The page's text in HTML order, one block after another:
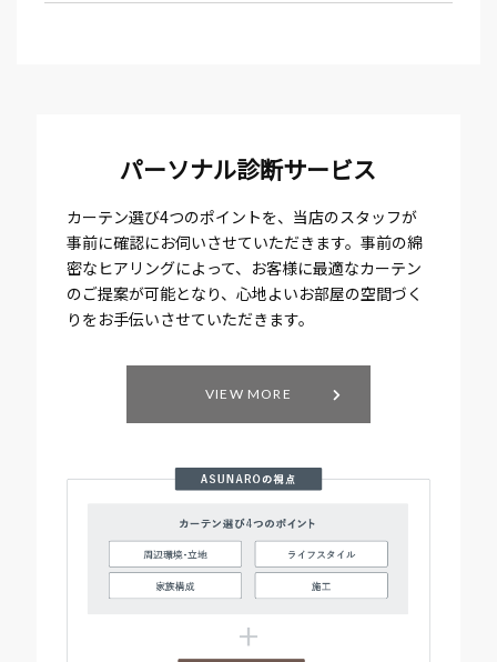
パーソナル診断サービス
カーテン選び4つのポイントを、当店のスタッフが
事前に確認にお伺いさせていただきます。事前の綿
密なヒアリングによって、お客様に最適なカーテン
のご提案が可能となり、心地よいお部屋の空間づく
りをお手伝いさせていただきます。
VIEW MORE